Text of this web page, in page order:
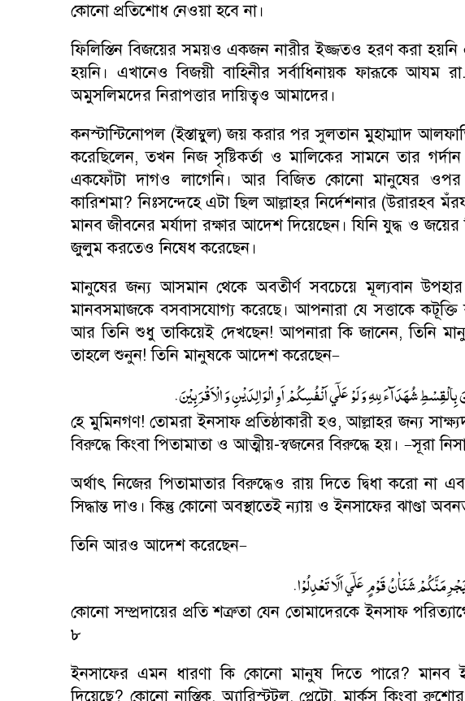
কোনো প্রতিশোধ নেওয়া হবে না।
ফিলিস্তিন বিজয়ের সময়ও একজন নারীর ইজ্জতও হরণ করা হয়নি
হয়নি। এখানেও বিজয়ী বাহিনীর সর্বাধিনায়ক ফারূকে আযম
অমুসলিমদের নিরাপত্তার দায়িত্বও আমাদের।
কনস্টান্টিনোপল (ইস্তাম্বুল) জয় করার পর সুলতান মুহাম্মাদ
করেছিলেন,তখন নিজ সৃষ্টিকর্তা ও মালিকের সামনে তার
একফোঁটা দাগও লাগেনি। আর বিজিত কোনো মানুষের ওপর
কারিশমা?নিঃসন্দেহে এটা ছিল আল্লাহর নির্দেশনার (উরারহব
মানব জীবনের মর্যাদা রক্ষার আদেশ দিয়েছেন। যিনি যুদ্ধ ও
জুলুম করতেও নিষেধ করেছেন।
মানুষের জন্য আসমান থেকে অবতীর্ণ সবচেয়ে মূল্যবান
মানবসমাজকে বসবাসযোগ্য করেছে। আপনারা যে সত্তাকে
আর তিনি শুধু তাকিয়েই দেখছেন! আপনারা কি জানেন,তিনি
তাহলে শুনুন! তিনি মানুষকে আদেশ করেছেন–
بِالْقِسْطِ شُهَدَآءَ لِلهِ وَ لَوْ عَلٰۤي اَنْفُسِكُمْ اَوِ الْوَالِدَيْنِ وَ الْاَقْرَبِيْنَ.
হে মুমিনগণ! তোমরা ইনসাফ প্রতিষ্ঠাকারী হও,আল্লাহর জন্য
বিরুদ্ধে কিংবা পিতামাতা ও আত্মীয়-স্বজনের বিরুদ্ধে হয়। –সূরা
অর্থাৎ নিজের পিতামাতার বিরুদ্ধেও রায় দিতে দ্বিধা করো না
সিদ্ধান্ত দাও। কিন্তু কোনো অবস্থাতেই ন্যায় ও ইনসাফের ঝাণ্ডা
তিনি আরও আদেশ করেছেন–
شَنَاٰنُ قَوْمٍ عَلٰۤي اَلَّا تَعْدِلُوْا.
কোনো সম্প্রদায়ের প্রতি শত্রুতা যেন তোমাদেরকে ইনসাফ
৮
ইনসাফের এমন ধারণা কি কোনো মানুষ দিতে পারে?মানব
দিয়েছে? কোনো নাস্তিক,অ্যারিস্টটল,প্লেটো,মার্কস কিংবা